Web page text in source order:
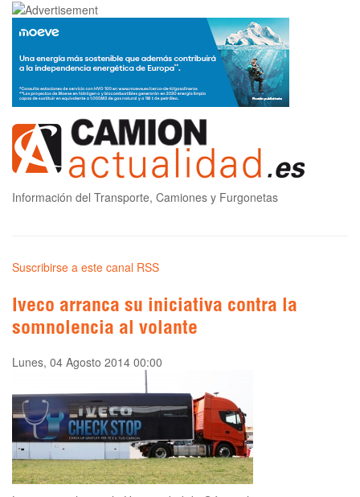
Información del Transporte, Camiones y Furgonetas
Suscribirse a este canal RSS
Iveco arranca su iniciativa contra la
somnolencia al volante
Lunes, 04 Agosto 2014 00:00